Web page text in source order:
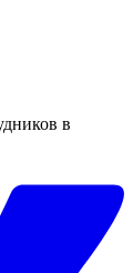
в